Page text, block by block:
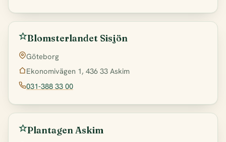
Blomsterlandet Sisjön
Göteborg
Ekonomivägen 1, 436 33 Askim
031-388 33 00
Plantagen Askim